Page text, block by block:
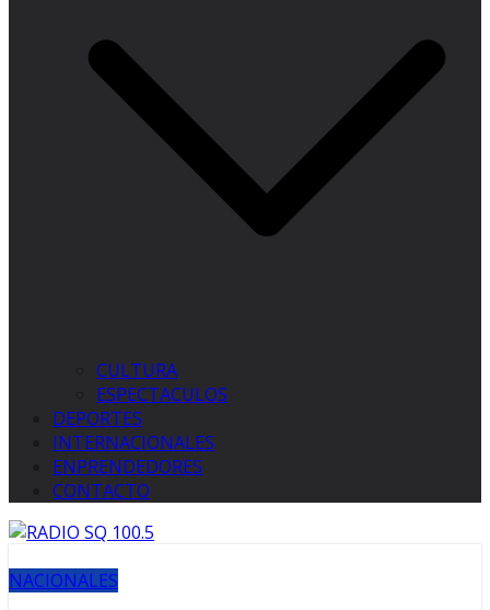
CULTURA
ESPECTACULOS
DEPORTES
INTERNACIONALES
ENPRENDEDORES
CONTACTO
NACIONALES